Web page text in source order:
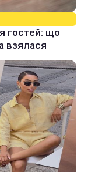
гостей: що
взялася